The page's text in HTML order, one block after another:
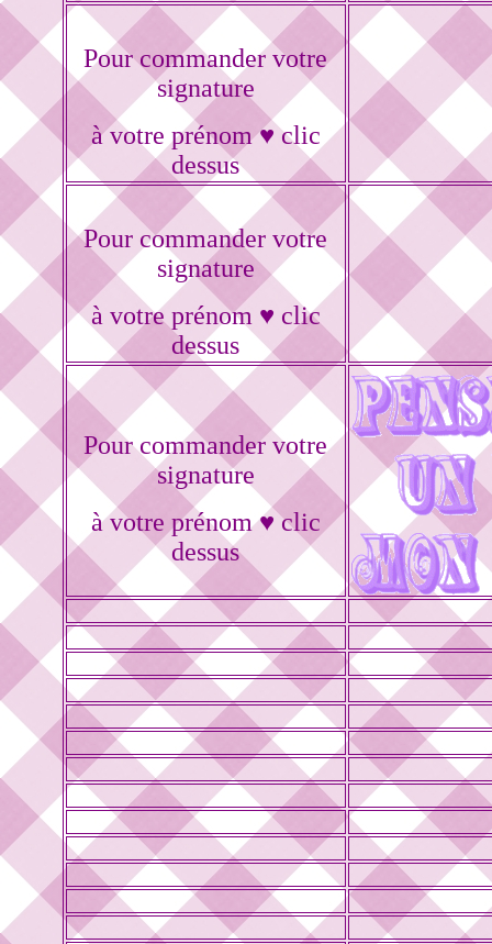
Pour commander votre
signature
à votre prénom ♥ clic
dessus
Pour commander votre
signature
à votre prénom ♥ clic
dessus
Pour commander votre
signature
à votre prénom ♥ clic
dessus